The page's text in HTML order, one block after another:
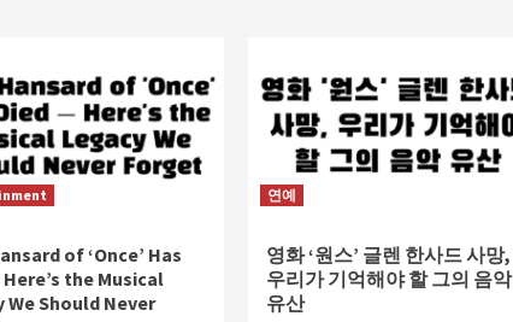
of ‘Once’ Has
the Musical
We Should Never
연예
영화 ‘원스’ 글렌 한사드 사망,
우리가 기억해야 할 그의 음악
유산